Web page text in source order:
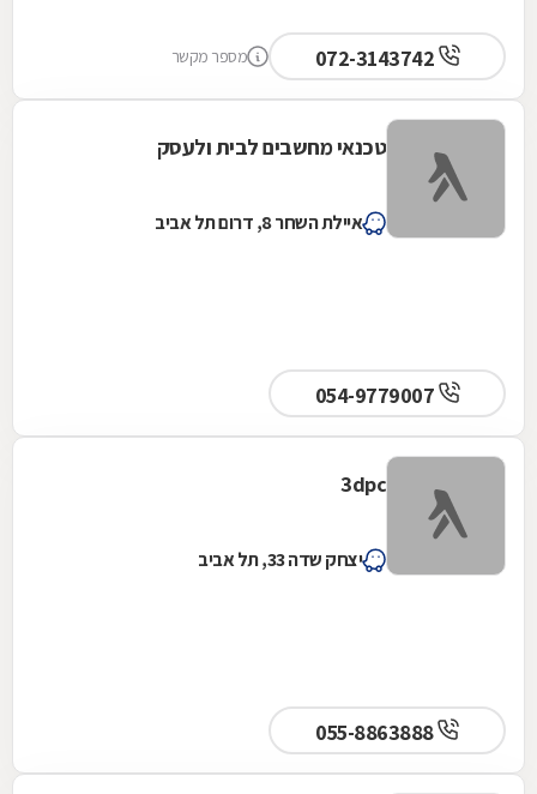
מספר מקשר
טכנאי מחשבים לבית ולעסק
איילת השחר 8, דרום תל אביב
3dpc
יצחק שדה 33, תל אביב
055-8863888